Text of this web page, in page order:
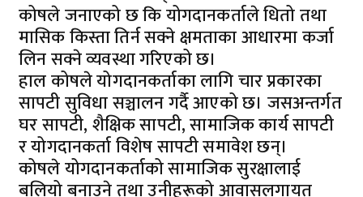
कोषले जनाएको छ कि योगदानकर्ताले धितो तथा
मासिक किस्ता तिर्न सक्ने क्षमताका आधारमा कर्जा
लिन सक्ने व्यवस्था गरिएको छ।
हाल कोषले योगदानकर्ताका लागि चार प्रकारका
सापटी सुविधा सञ्चालन गर्दै आएको छ। जसअन्तर्गत
घर सापटी, शैक्षिक सापटी, सामाजिक कार्य सापटी
र योगदानकर्ता विशेष सापटी समावेश छन्।
कोषले योगदानकर्ताको सामाजिक सुरक्षालाई
बलियो बनाउने तथा उनीहरूको आवासलगायत